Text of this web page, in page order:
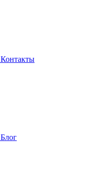
Контакты
Блог